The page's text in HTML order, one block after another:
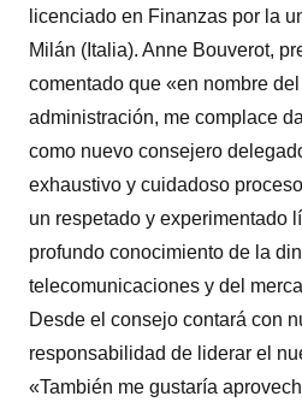
licenciado en Finanzas por la
Milán (Italia). Anne Bouverot,
comentado que «en nombre
administración, me complace
como nuevo consejero
exhaustivo y cuidadoso
un respetado y experimentado
profundo conocimiento de la
telecomunicaciones y del
Desde el consejo contará con
responsabilidad de liderar el
«También me gustaría